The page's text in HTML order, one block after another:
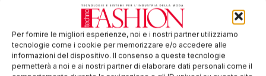
Per fornire le migliori esperienze, noi e i nostri partner utilizziamo
tecnologie come i cookie per memorizzare e/o accedere alle
informazioni del dispositivo. Il consenso a queste tecnologie
permetterà a noi e ai nostri partner di elaborare dati personali come il
Sparco, azienda specializzata nel mercato nel campo
motoristico, nell’abbigliamento sportivo e negli accessori da
competizione, è stata scelta per allestire le auto di Fast and
Furious 7, il film d’azione